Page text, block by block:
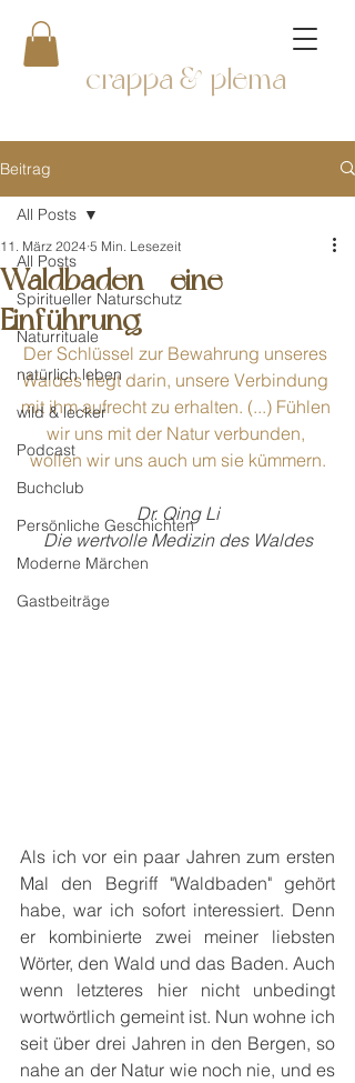
crappa & plema
Beitrag
All Posts
Spiritueller Naturschutz
Naturrituale
natürlich leben
wild & lecker
Podcast
Buchclub
Persönliche Geschichten
Moderne Märchen
Gastbeiträge
All Posts
Waldbaden - eine
Einführung
11. März 2024 5 Min. Lesezeit
Der Schlüssel zur Bewahrung unseres
Waldes liegt darin, unsere Verbindung
mit ihm aufrecht zu erhalten. (...) Fühlen
wir uns mit der Natur verbunden,
wollen wir uns auch um sie kümmern.
Dr. Qing Li
Die wertvolle Medizin des Waldes
Als ich vor ein paar Jahren zum ersten
Mal den Begriff "Waldbaden" gehört
habe, war ich sofort interessiert. Denn
er kombinierte zwei meiner liebsten
Wörter, den Wald und das Baden. Auch
wenn letzteres hier nicht unbedingt
wortwörtlich gemeint ist. Nun wohne ich
seit über drei Jahren in den Bergen, so
nahe an der Natur wie noch nie, und es